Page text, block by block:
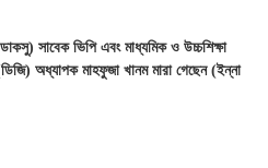
সাবেক ভিপি এবং মাধ্যমিক ও উচ্চশিক্ষা
অধ্যাপক মাহফুজা খানম মারা গেছেন (ইন্না